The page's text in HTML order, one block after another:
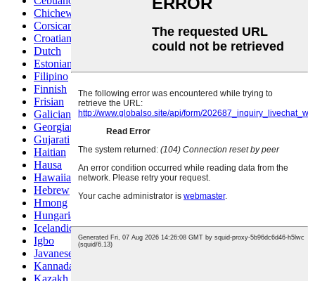
Chichewa
Corsican
Croatian
Dutch
Estonian
Filipino
Finnish
Frisian
Galician
Georgian
Gujarati
Haitian
Hausa
Hawaiian
Hebrew
Hmong
Hungarian
Icelandic
Igbo
Javanese
Kannada
Kazakh